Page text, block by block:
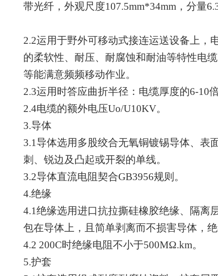
带光纤，外观尺度107.5mm*34mm，分量
2.2运用于野外可移动式接连运送设备上，
的柔软性、耐压、耐腐蚀和耐油等特性电
等能满意频频移动作业。
2.3运用时答应曲折半径：电缆厚度的6-10
2.4电缆的额外电压Uo/U10KV。
3.导体
3.1导体选用多股绞合无氧铜镀锡导体、表
刺、锐边及凸起或开裂的单线。
3.2导体直流电阻契合GB3956规则。
4.绝缘
4.1绝缘选用进口抗拉撕硅橡胶绝缘、隔离
包在导体上，且简单剥离而不损害导体，
4.2 200C时绝缘电阻不小于500MΩ.km。
5.护套